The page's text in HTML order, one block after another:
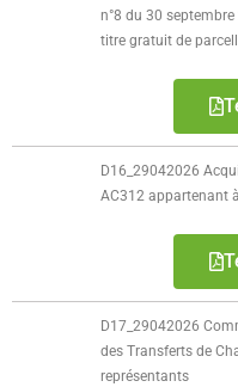
n°8 du 30
titre gratuit de
D16_29042026
AC312 appartenant
D17_29042026
des Transferts de
représentants